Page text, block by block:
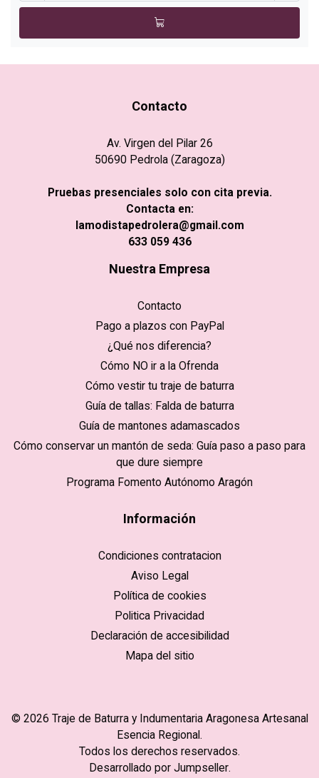
Contacto
Av. Virgen del Pilar 26
50690 Pedrola (Zaragoza)
Pruebas presenciales solo con cita previa.
Contacta en:
lamodistapedrolera@gmail.com
633 059 436
Nuestra Empresa
Contacto
Pago a plazos con PayPal
¿Qué nos diferencia?
Cómo NO ir a la Ofrenda
Cómo vestir tu traje de baturra
Guía de tallas: Falda de baturra
Guía de mantones adamascados
Cómo conservar un mantón de seda: Guía paso a paso para
que dure siempre
Programa Fomento Autónomo Aragón
Información
Condiciones contratacion
Aviso Legal
Política de cookies
Politica Privacidad
Declaración de accesibilidad
Mapa del sitio
© 2026 Traje de Baturra y Indumentaria Aragonesa Artesanal
Esencia Regional.
Todos los derechos reservados.
Desarrollado por Jumpseller.